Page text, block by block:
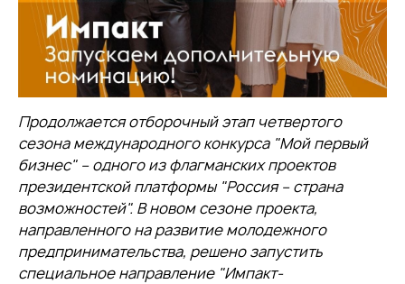
Продолжается отборочный этап четвертого
сезона международного конкурса "Мой первый
бизнес" – одного из флагманских проектов
президентской платформы "Россия – страна
возможностей". В новом сезоне проекта,
направленного на развитие молодежного
предпринимательства, решено запустить
специальное направление "Импакт-